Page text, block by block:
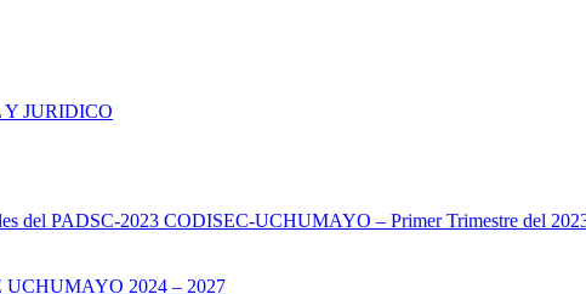
JURIDICO
del PADSC-2023 CODISEC-UCHUMAYO – Primer Trimestre del
2024 – 2027